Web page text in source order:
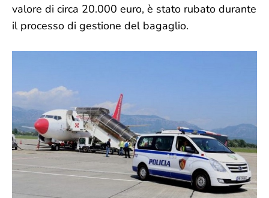
valore di circa 20.000 euro, è stato rubato durante
il processo di gestione del bagaglio.